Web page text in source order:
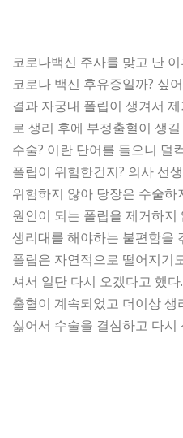
코로나백신 주사를 맞고 난
코로나 백신 후유증일까? 싶
결과 자궁내 폴립이 생겨서
로 생리 후에 부정출혈이 생
수술? 이란 단어를 들으니 덜
폴립이 위험한건지? 의사 선
위험하지 않아 당장은 수술
원인이 되는 폴립을 제거하
생리대를 해야하는 불편함을
폴립은 자연적으로 떨어지기
셔서 일단 다시 오겠다고 했
출혈이 계속되었고 더이상
싫어서 수술을 결심하고 다시